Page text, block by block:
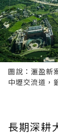
圖說：滙盈新
中壢交流道，
長期深耕